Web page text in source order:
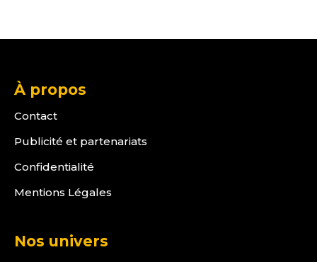
À propos
Contact
Publicité et partenariats
Confidentialité
Mentions Légales
Nos univers